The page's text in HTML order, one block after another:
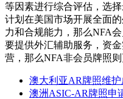
等因素进行综合评估，选
计划在美国市场开展全面
力和合规能力，那么NFA
要提供外汇辅助服务，资
营，那么NFA非会员牌照则
澳大利亚AR牌照维
澳洲ASIC-AR牌照申